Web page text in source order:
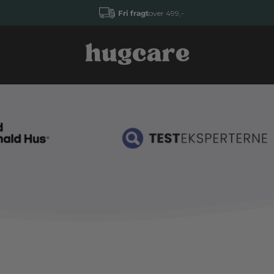
Fri fragtover 499,-
hugcare